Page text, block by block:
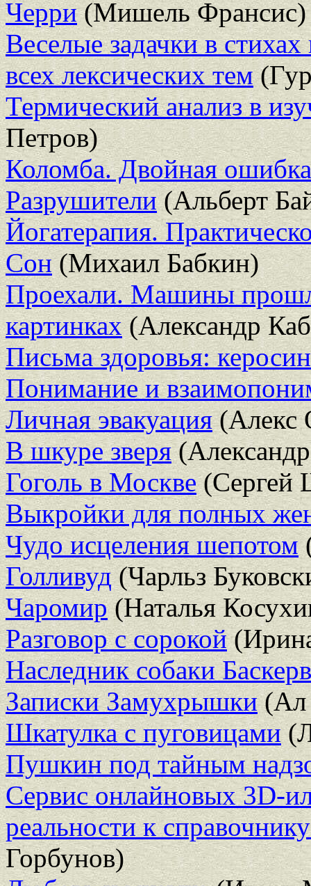
Черри(Мишель Франсис)
Веселые задачки в
всех лексических тем
Термический анализ в
Петров)
Коломба. Двойная ошибка
Разрушители(Альберт
Йогатерапия.
Сон(Михаил Бабкин)
Проехали. Машины
картинках(Александр
Письма здоровья: керосин
Понимание и
Личная эвакуация(Алекс
В шкуре зверя
Гоголь в Москве(Сергей
Выкройки для полных
Чудо исцеления шепотом
Голливуд(Чарльз
Чаромир(Наталья
Разговор с сорокой
Наследник собаки
Записки Замухрышки(Ал
Шкатулка с пуговицами
Пушкин под тайным
Сервис онлайновых 3D-
реальности к
Горбунов)